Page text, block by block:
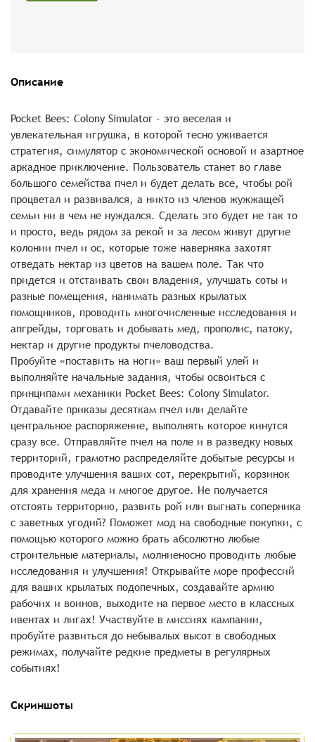
Описание
Pocket Bees: Colony Simulator - это веселая и
увлекательная игрушка, в которой тесно уживается
стратегия, симулятор с экономической основой и азартное
аркадное приключение. Пользователь станет во главе
большого семейства пчел и будет делать все, чтобы рой
процветал и развивался, а никто из членов жужжащей
семьи ни в чем не нуждался. Сделать это будет не так то
и просто, ведь рядом за рекой и за лесом живут другие
колонии пчел и ос, которые тоже наверняка захотят
отведать нектар из цветов на вашем поле. Так что
придется и отстаивать свои владения, улучшать соты и
разные помещения, нанимать разных крылатых
помощников, проводить многочисленные исследования и
апгрейды, торговать и добывать мед, прополис, патоку,
нектар и другие продукты пчеловодства.
Пробуйте «поставить на ноги» ваш первый улей и
выполняйте начальные задания, чтобы освоиться с
принципами механики Pocket Bees: Colony Simulator.
Отдавайте приказы десяткам пчел или делайте
центральное распоряжение, выполнять которое кинутся
сразу все. Отправляйте пчел на поле и в разведку новых
территорий, грамотно распределяйте добытые ресурсы и
проводите улучшения ваших сот, перекрытий, корзинок
для хранения меда и многое другое. Не получается
отстоять территорию, развить рой или выгнать соперника
с заветных угодий? Поможет мод на свободные покупки, с
помощью которого можно брать абсолютно любые
строительные материалы, молниеносно проводить любые
исследования и улучшения! Открывайте море профессий
для ваших крылатых подопечных, создавайте армию
рабочих и воинов, выходите на первое место в классных
ивентах и лигах! Участвуйте в миссиях кампании,
пробуйте развиться до небывалых высот в свободных
режимах, получайте редкие предметы в регулярных
событиях!
Скриншоты